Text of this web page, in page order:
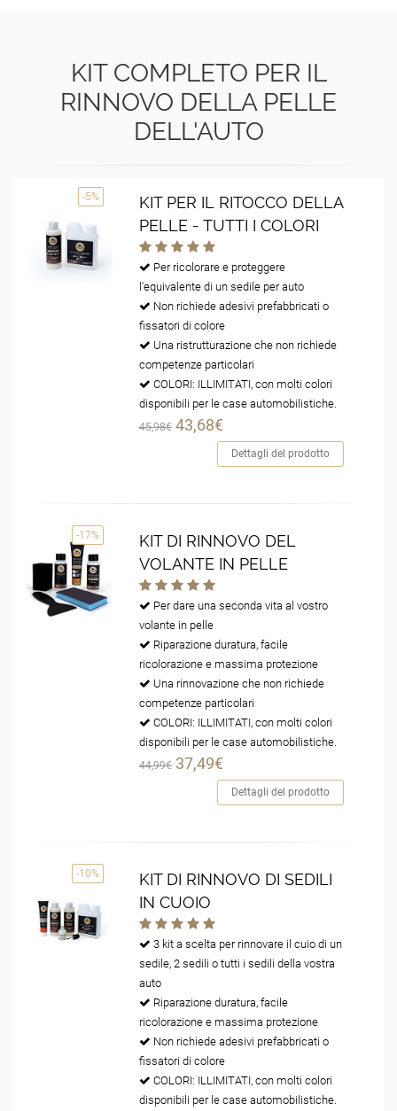
KIT COMPLETO PER IL
RINNOVO DELLA PELLE
DELL'AUTO
-5%
KIT PER IL RITOCCO DELLA
PELLE - TUTTI I COLORI
Per ricolorare e proteggere
l'equivalente di un sedile per auto
Non richiede adesivi prefabbricati o
fissatori di colore
Una ristrutturazione che non richiede
competenze particolari
COLORI: ILLIMITATI, con molti colori
disponibili per le case automobilistiche.
45,98€ 43,68€
Dettagli del prodotto
-17%
KIT DI RINNOVO DEL
VOLANTE IN PELLE
Per dare una seconda vita al vostro
volante in pelle
Riparazione duratura, facile
ricolorazione e massima protezione
Una rinnovazione che non richiede
competenze particolari
COLORI: ILLIMITATI, con molti colori
disponibili per le case automobilistiche.
44,99€ 37,49€
Dettagli del prodotto
-10%
KIT DI RINNOVO DI SEDILI
IN CUOIO
3 kit a scelta per rinnovare il cuio di un
sedile, 2 sedili o tutti i sedili della vostra
auto
Riparazione duratura, facile
ricolorazione e massima protezione
Non richiede adesivi prefabbricati o
fissatori di colore
COLORI: ILLIMITATI, con molti colori
disponibili per le case automobilistiche.